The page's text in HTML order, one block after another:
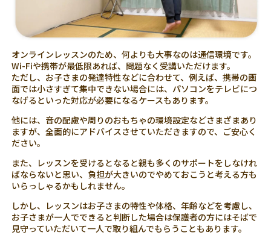
オンラインレッスンのため、何よりも大事なのは通信環境です。
Wi-Fiや携帯が最低限あれば、問題なく受講いただけます。
ただし、お子さまの発達特性などに合わせて、例えば、携帯の画
面では小さすぎて集中できない場合には、パソコンをテレビにつ
なげるといった対応が必要になるケースもあります。
他には、音の配慮や周りのおもちゃの環境設定などさまざまあり
ますが、全面的にアドバイスさせていただきますので、ご安心く
ださい。
また、レッスンを受けるとなると親も多くのサポートをしなけれ
ばならないと思い、負担が大きいのでやめておこうと考える方も
いらっしゃるかもしれません。
しかし、レッスンはお子さまの特性や体格、年齢などを考慮し、
お子さまが一人でできると判断した場合は保護者の方にはそばで
見守っていただいて一人で取り組んでもらうこともあります。